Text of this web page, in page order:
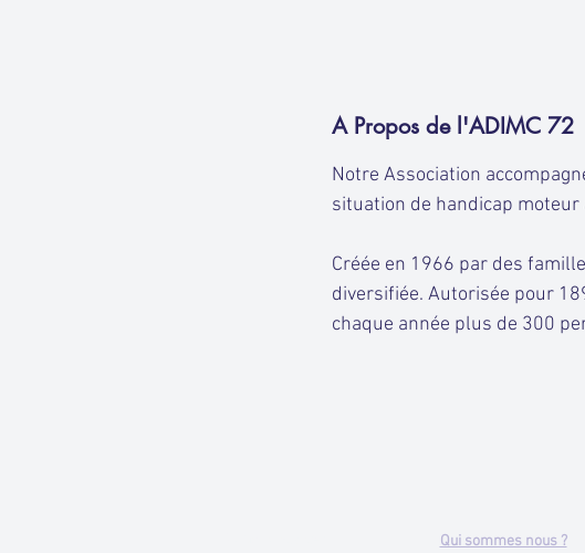
A Propos de l'ADIMC 72
Notre Association
situation de handicap
Créée en 1966 par des
diversifiée. Autorisée pour
chaque année plus de 300
Qui sommes nous ?